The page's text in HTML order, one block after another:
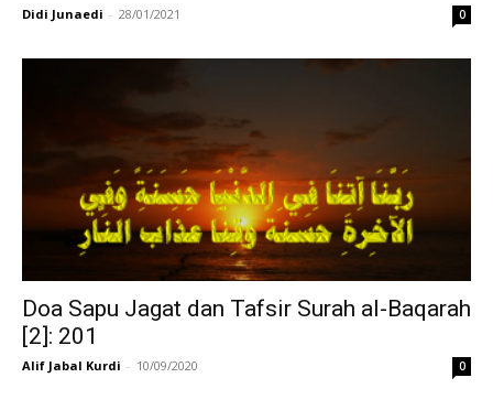
Didi Junaedi - 28/01/2021 0
Doa Sapu Jagat dan Tafsir Surah al-Baqarah
[2]: 201
Alif Jabal Kurdi - 10/09/2020 0